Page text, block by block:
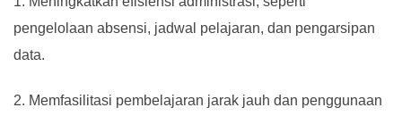
pengelolaan absensi, jadwal pelajaran, dan pengarsipan
data.
2. Memfasilitasi pembelajaran jarak jauh dan penggunaan